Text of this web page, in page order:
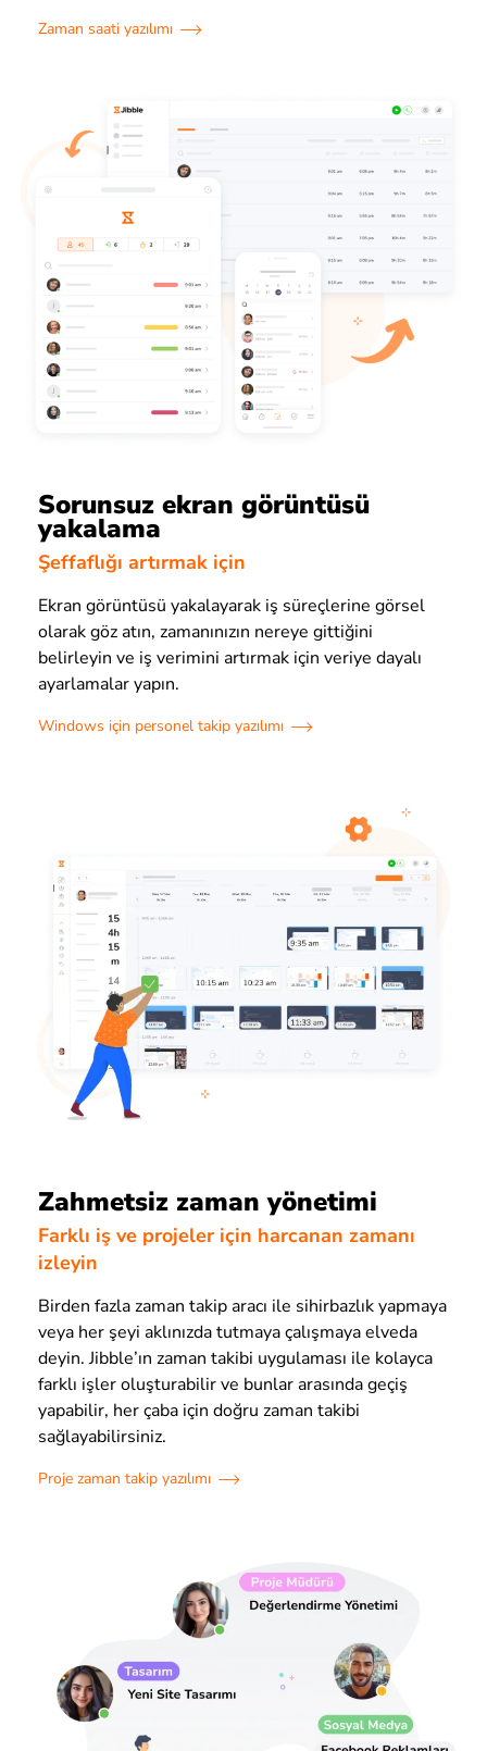
Zaman saati yazılımı
Sorunsuz ekran görüntüsü
yakalama
Şeffaflığı artırmak için
Ekran görüntüsü yakalayarak iş süreçlerine görsel
olarak göz atın, zamanınızın nereye gittiğini
belirleyin ve iş verimini artırmak için veriye dayalı
ayarlamalar yapın.
Windows için personel takip yazılımı
Zahmetsiz zaman yönetimi
Farklı iş ve projeler için harcanan zamanı
izleyin
Birden fazla zaman takip aracı ile sihirbazlık yapmaya
veya her şeyi aklınızda tutmaya çalışmaya elveda
deyin. Jibble’ın zaman takibi uygulaması ile kolayca
farklı işler oluşturabilir ve bunlar arasında geçiş
yapabilir, her çaba için doğru zaman takibi
sağlayabilirsiniz.
Proje zaman takip yazılımı